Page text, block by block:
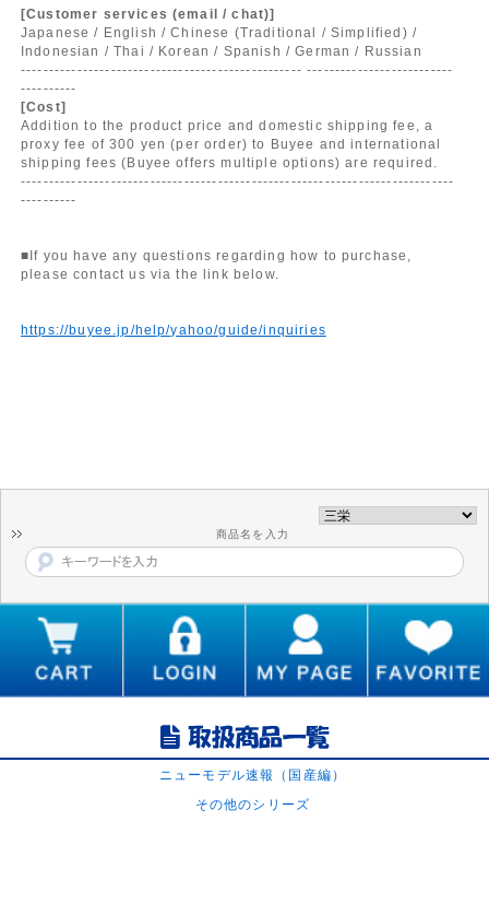
[Customer services (email / chat)]
Japanese / English / Chinese (Traditional / Simplified) /
Indonesian / Thai / Korean / Spanish / German / Russian
-------------------------------------------------- --------------------------
----------
[Cost]
Addition to the product price and domestic shipping fee, a
proxy fee of 300 yen (per order) to Buyee and international
shipping fees (Buyee offers multiple options) are required.
-----------------------------------------------------------------------------
----------
■If you have any questions regarding how to purchase,
please contact us via the link below.
https://buyee.jp/help/yahoo/guide/inquiries
商品名を入力
ニューモデル速報（国産編）
その他のシリーズ